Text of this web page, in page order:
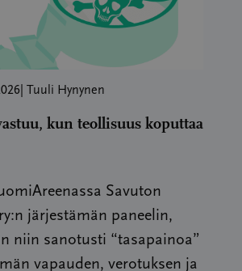
| Tuuli Hynynen
kun teollisuus koputtaa
Savuton
järjestämän paneelin,
niin sanotusti “tasapainoa”
vapauden, verotuksen ja